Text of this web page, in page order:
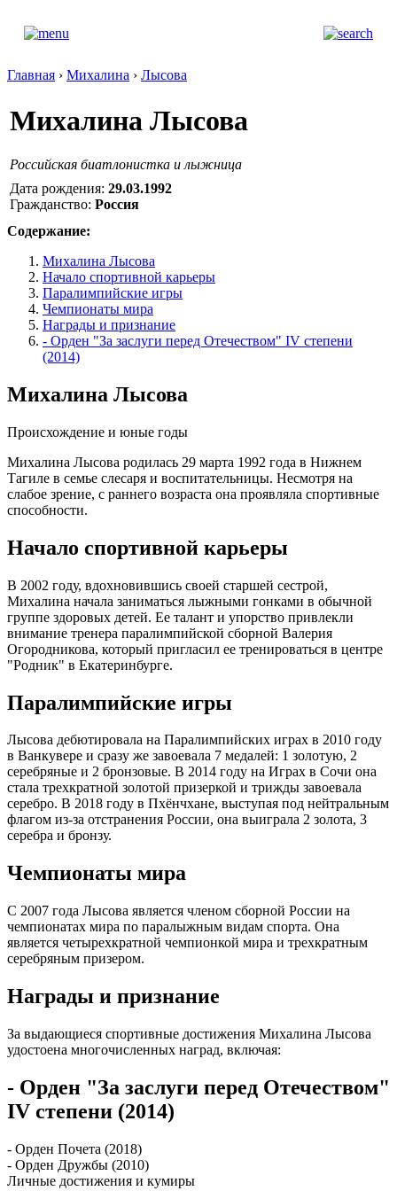
Главная › Михалина › Лысова
Михалина Лысова
Российская биатлонистка и лыжница
Дата рождения: 29.03.1992
Гражданство: Россия
Содержание:
Михалина Лысова
Начало спортивной карьеры
Паралимпийские игры
Чемпионаты мира
Награды и признание
- Орден "За заслуги перед Отечеством" IV степени
(2014)
Михалина Лысова
Происхождение и юные годы
Михалина Лысова родилась 29 марта 1992 года в Нижнем
Тагиле в семье слесаря и воспитательницы. Несмотря на
слабое зрение, с раннего возраста она проявляла спортивные
способности.
Начало спортивной карьеры
В 2002 году, вдохновившись своей старшей сестрой,
Михалина начала заниматься лыжными гонками в обычной
группе здоровых детей. Ее талант и упорство привлекли
внимание тренера паралимпийской сборной Валерия
Огородникова, который пригласил ее тренироваться в центре
"Родник" в Екатеринбурге.
Паралимпийские игры
Лысова дебютировала на Паралимпийских играх в 2010 году
в Ванкувере и сразу же завоевала 7 медалей: 1 золотую, 2
серебряные и 2 бронзовые. В 2014 году на Играх в Сочи она
стала трехкратной золотой призеркой и трижды завоевала
серебро. В 2018 году в Пхёнчхане, выступая под нейтральным
флагом из-за отстранения России, она выиграла 2 золота, 3
серебра и бронзу.
Чемпионаты мира
С 2007 года Лысова является членом сборной России на
чемпионатах мира по паралыжным видам спорта. Она
является четырехкратной чемпионкой мира и трехкратным
серебряным призером.
Награды и признание
За выдающиеся спортивные достижения Михалина Лысова
удостоена многочисленных наград, включая:
- Орден "За заслуги перед Отечеством"
IV степени (2014)
- Орден Почета (2018)
- Орден Дружбы (2010)
Личные достижения и кумиры